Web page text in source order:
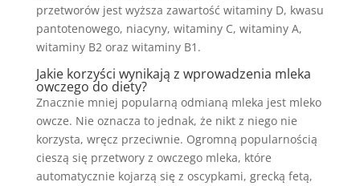
przetworów jest wyższa zawartość witaminy D, kwasu
pantotenowego, niacyny, witaminy C, witaminy A,
witaminy B2 oraz witaminy B1.
Jakie korzyści wynikają z wprowadzenia mleka
owczego do diety?
Znacznie mniej popularną odmianą mleka jest mleko
owcze. Nie oznacza to jednak, że nikt z niego nie
korzysta, wręcz przeciwnie. Ogromną popularnością
cieszą się przetwory z owczego mleka, które
automatycznie kojarzą się z oscypkami, grecką fetą,